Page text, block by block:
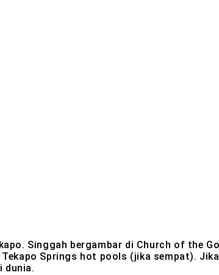
Singgah bergambar di Church of the
Springs hot pools (jika sempat).
dunia.